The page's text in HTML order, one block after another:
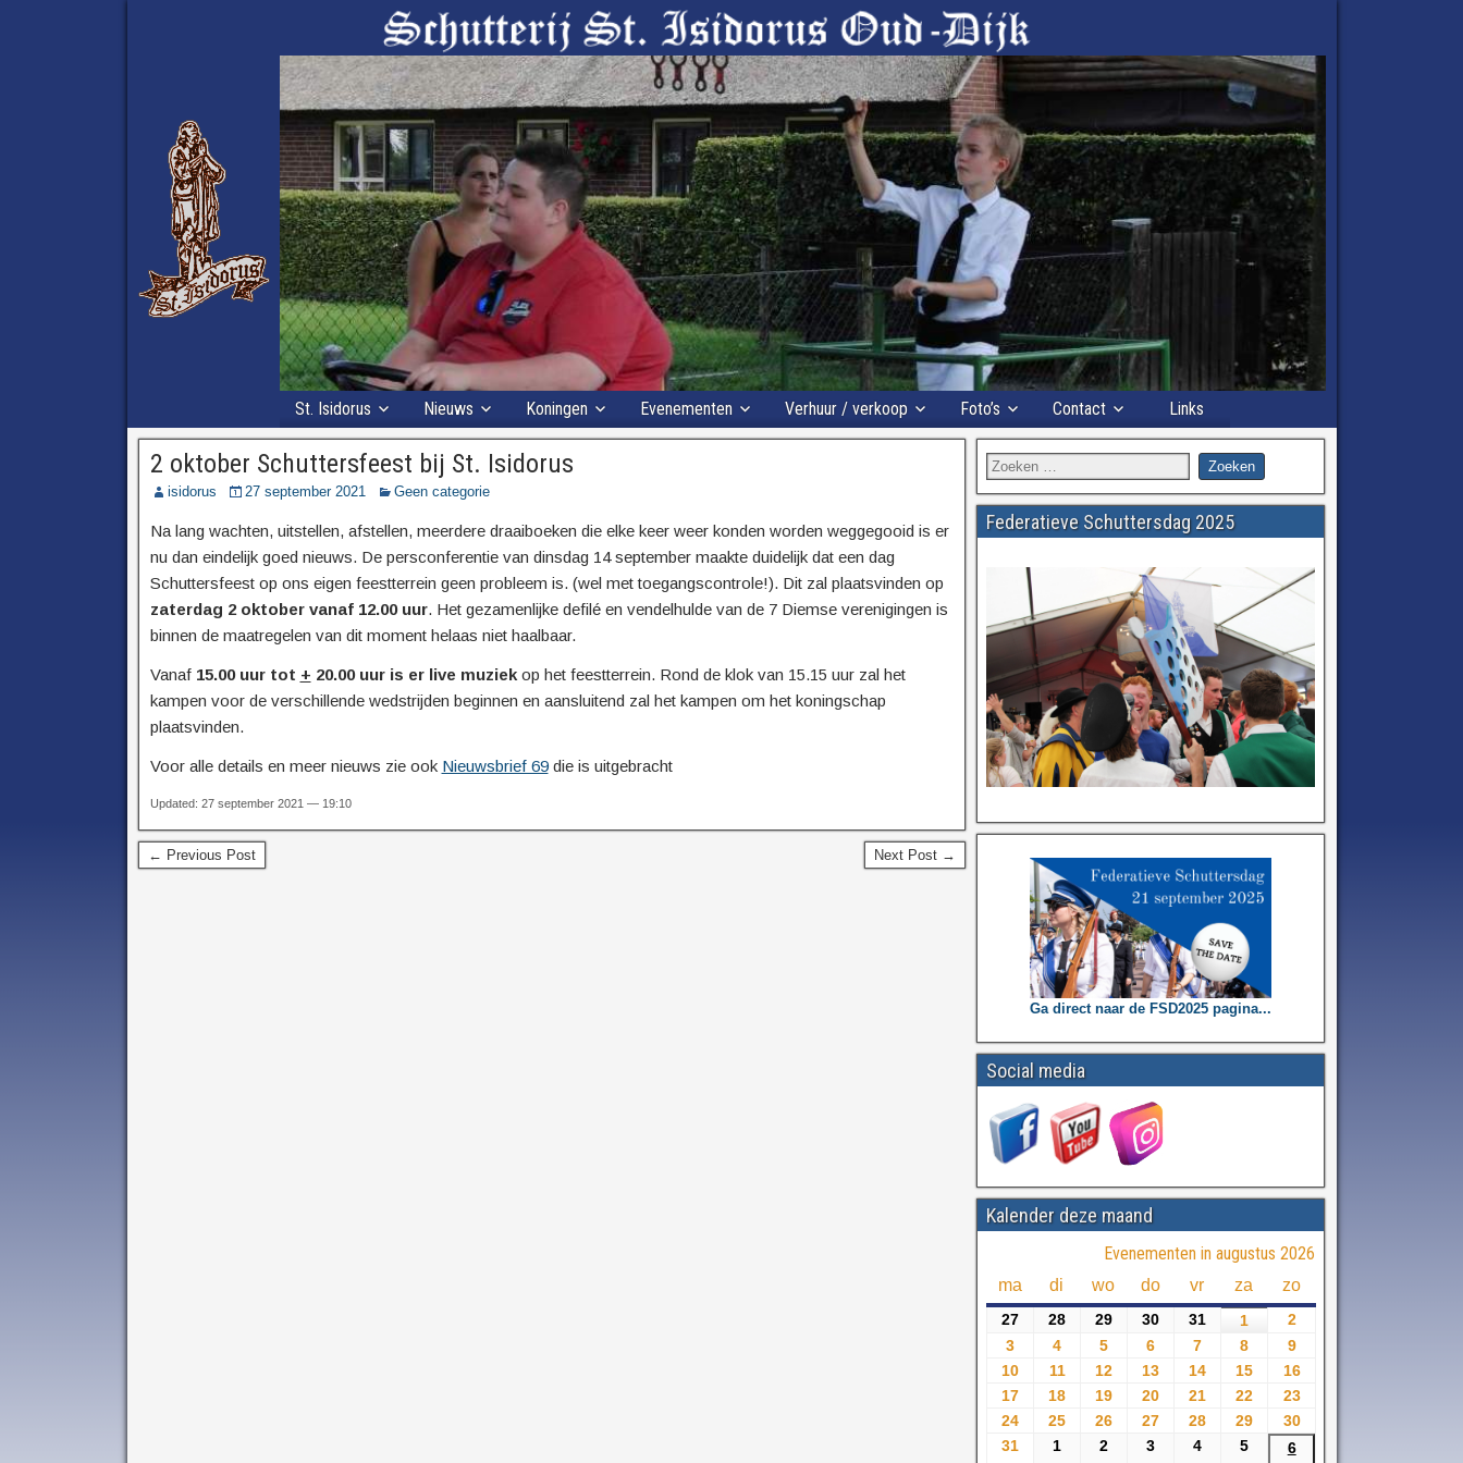
St. Isidorus Nieuws Koningen Evenementen Verhuur / verkoop Foto’s Contact Links
2 oktober Schuttersfeest bij St. Isidorus
isidorus 27 september 2021 Geen categorie
Na lang wachten, uitstellen, afstellen, meerdere draaiboeken die elke keer weer konden worden weggegooid is er
nu dan eindelijk goed nieuws. De persconferentie van dinsdag 14 september maakte duidelijk dat een dag
Schuttersfeest op ons eigen feestterrein geen probleem is. (wel met toegangscontrole!). Dit zal plaatsvinden op
zaterdag 2 oktober vanaf 12.00 uur. Het gezamenlijke defilé en vendelhulde van de 7 Diemse verenigingen is
binnen de maatregelen van dit moment helaas niet haalbaar.
Vanaf 15.00 uur tot + 20.00 uur is er live muziekop het feestterrein. Rond de klok van 15.15 uur zal het
kampen voor de verschillende wedstrijden beginnen en aansluitend zal het kampen om het koningschap
plaatsvinden.
Voor alle details en meer nieuws zie ook Nieuwsbrief 69die is uitgebracht
Updated: 27 september 2021 — 19:10
← Previous Post Next Post →
Federatieve Schuttersdag 2025
Ga direct naar de FSD2025 pagina...
Social media
Kalender deze maand
Evenementen in augustus 2026
ma di wo do vr za zo
27 28 29 30 31 1
2
3
4 5 6 7 8
9
10
11 12 13 14 15
16
17
18 19 20 21 22
23
24
25 26 27 28 29
30
31
1 2 3 4 5 6